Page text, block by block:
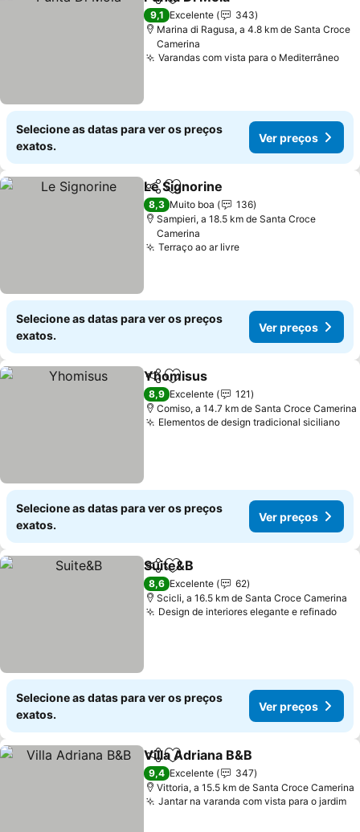
PartilharAdicionar aos favoritos
9,1 Excelente
343
Marina di Ragusa, a 4.8 km de Santa Croce
Camerina
Varandas com vista para o Mediterrâneo
Selecione as datas para ver os preços
exatos.
Ver preços
PartilharAdicionar aos favoritos
Le Signorine
8,3 Muito boa
136
Sampieri, a 18.5 km de Santa Croce
Camerina
Terraço ao ar livreVer preços
Selecione as datas para ver os preços
exatos.
Ver preços
PartilharAdicionar aos favoritos
Yhomisus
8,9 Excelente
121
Comiso, a 14.7 km de Santa Croce Camerina
Elementos de design tradicional siciliano
Selecione as datas para ver os preços
exatos.
Ver preços
PartilharAdicionar aos favoritos
Suite&B
8,6 Excelente
62
Scicli, a 16.5 km de Santa Croce Camerina
Design de interiores elegante e refinado
Selecione as datas para ver os preços
exatos.
Ver preços
PartilharAdicionar aos favoritos
Villa Adriana B&B
9,4 Excelente
347
Vittoria, a 15.5 km de Santa Croce Camerina
Jantar na varanda com vista para o jardim